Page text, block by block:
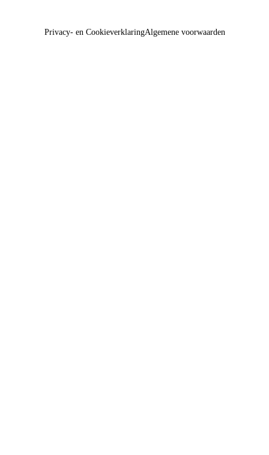
Privacy- en CookieverklaringAlgemene voorwaarden